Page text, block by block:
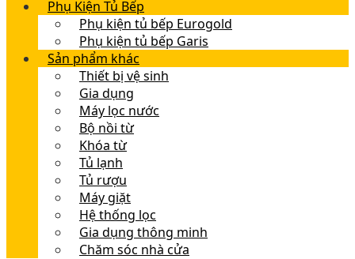
Phụ Kiện Tủ Bếp
Phụ kiện tủ bếp Eurogold
Phụ kiện tủ bếp Garis
Sản phẩm khác
Thiết bị vệ sinh
Gia dụng
Máy lọc nước
Bộ nồi từ
Khóa từ
Tủ lạnh
Tủ rượu
Máy giặt
Hệ thống lọc
Gia dụng thông minh
Chăm sóc nhà cửa